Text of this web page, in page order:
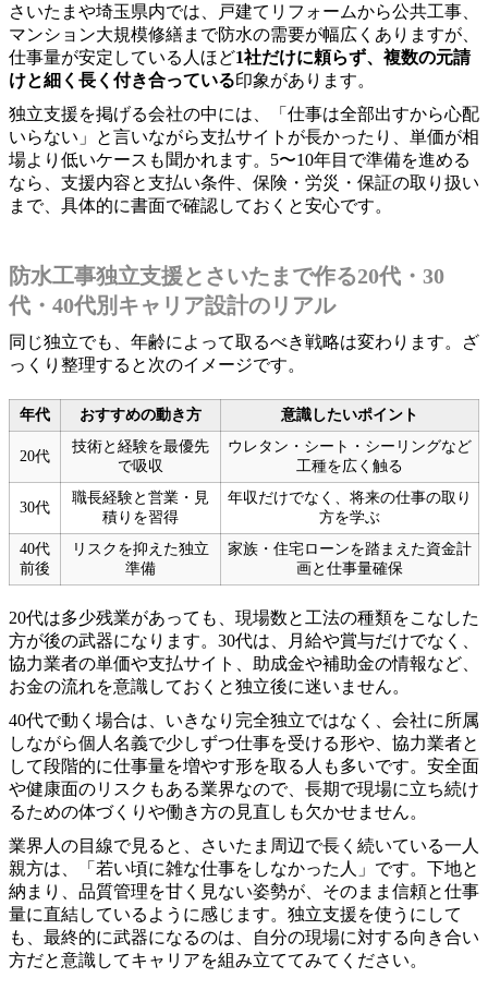
さいたまや埼玉県内では、戸建てリフォームから公共工事、
マンション大規模修繕まで防水の需要が幅広くありますが、
仕事量が安定している人ほど1社だけに頼らず、複数の元請
けと細く長く付き合っている印象があります。
独立支援を掲げる会社の中には、「仕事は全部出すから心配
いらない」と言いながら支払サイトが長かったり、単価が相
場より低いケースも聞かれます。5〜10年目で準備を進める
なら、支援内容と支払い条件、保険・労災・保証の取り扱い
まで、具体的に書面で確認しておくと安心です。
防水工事独立支援とさいたまで作る20代・30
代・40代別キャリア設計のリアル
同じ独立でも、年齢によって取るべき戦略は変わります。ざ
っくり整理すると次のイメージです。
年代 おすすめの動き方 意識したいポイント
20代
技術と経験を最優先
で吸収
ウレタン・シート・シーリングなど
工種を広く触る
30代
職長経験と営業・見
積りを習得
年収だけでなく、将来の仕事の取り
方を学ぶ
40代
前後
リスクを抑えた独立
準備
家族・住宅ローンを踏まえた資金計
画と仕事量確保
20代は多少残業があっても、現場数と工法の種類をこなした
方が後の武器になります。30代は、月給や賞与だけでなく、
協力業者の単価や支払サイト、助成金や補助金の情報など、
お金の流れを意識しておくと独立後に迷いません。
40代で動く場合は、いきなり完全独立ではなく、会社に所属
しながら個人名義で少しずつ仕事を受ける形や、協力業者と
して段階的に仕事量を増やす形を取る人も多いです。安全面
や健康面のリスクもある業界なので、長期で現場に立ち続け
るための体づくりや働き方の見直しも欠かせません。
業界人の目線で見ると、さいたま周辺で長く続いている一人
親方は、「若い頃に雑な仕事をしなかった人」です。下地と
納まり、品質管理を甘く見ない姿勢が、そのまま信頼と仕事
量に直結しているように感じます。独立支援を使うにして
も、最終的に武器になるのは、自分の現場に対する向き合い
方だと意識してキャリアを組み立ててみてください。